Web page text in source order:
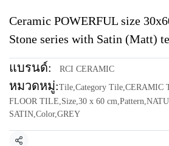
Ceramic POWERFUL size
Stone series with Satin (Matt)
แบรนด์: RCI CERAMIC
หมวดหมู่:Tile,Category Tile,CERAMIC
FLOOR TILE,Size,30 x 60 cm,Pattern,
SATIN,Color,GREY